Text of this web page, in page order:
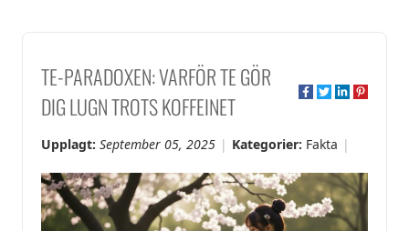
TE-PARADOXEN: VARFÖR TE GÖR
DIG LUGN TROTS KOFFEINET
Upplagt: September 05, 2025 Kategorier: Fakta